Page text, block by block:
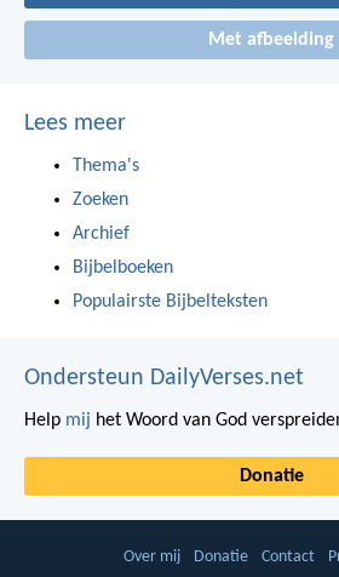
Met afbeelding
Lees meer
Thema's
Zoeken
Archief
Bijbelboeken
Populairste Bijbelteksten
Ondersteun DailyVerses.net
Help mij het Woord van God
Donatie
Over mij Donatie Contact